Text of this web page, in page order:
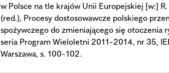
w Polsce na tle krajów Unii Europejskiej [w:]
(red.), Procesy dostosowawcze polskiego
spożywczego do zmieniającego się otoczenia
seria Program Wieloletni 2011-2014, nr 35,
Warszawa, s. 100-102.